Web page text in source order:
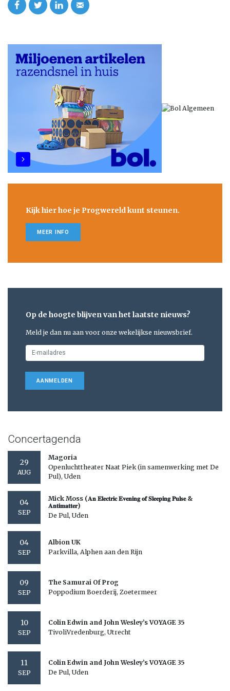
Kijk hier hoe je Progwereld kunt steunen.
MEER INFO
Op de hoogte blijven van het laatste nieuws?
Meld je dan nu aan voor onze wekelijkse nieuwsbrief.
AANMELDEN
Concertagenda
29
AUG
Magoria
Openluchttheater Naat Piek (in samenwerking met De
Pul), Uden
04
SEP
Mick Moss (𝐀𝐧 𝐄𝐥𝐞𝐜𝐭𝐫𝐢𝐜 𝐄𝐯𝐞𝐧𝐢𝐧𝐠 𝐨𝐟 𝐒𝐥𝐞𝐞𝐩𝐢𝐧𝐠 𝐏𝐮𝐥𝐬𝐞 &
𝐀𝐧𝐭𝐢𝐦𝐚𝐭𝐭𝐞𝐫)
De Pul, Uden
04
SEP
Albion UK
Parkvilla, Alphen aan den Rijn
09
SEP
The Samurai Of Prog
Poppodium Boerderij, Zoetermeer
10
SEP
Colin Edwin and John Wesley’s VOYAGE 35
TivoliVredenburg, Utrecht
11
SEP
Colin Edwin and John Wesley’s VOYAGE 35
De Pul, Uden